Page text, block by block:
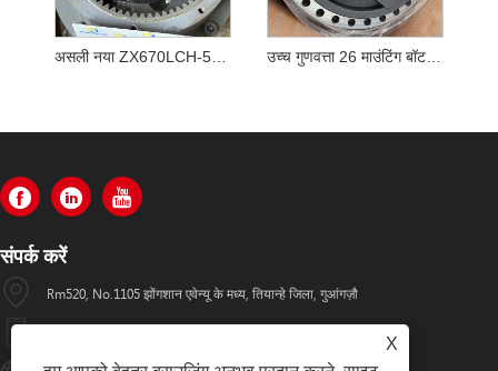
संपर्क करें
Rm520, No.1105 झोंगशान एवेन्यू के मध्य, तियान्हे जिला, गुआंगज़ौ
X